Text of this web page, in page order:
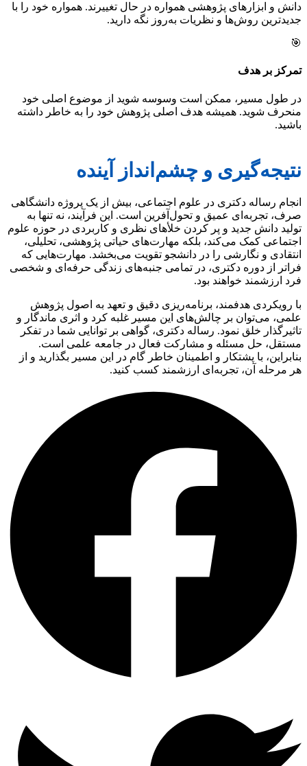
دانش و ابزارهای پژوهشی همواره در حال تغییرند. همواره خود را با
جدیدترین روش‌ها و نظریات به‌روز نگه دارید.
🎯
تمرکز بر هدف
در طول مسیر، ممکن است وسوسه شوید از موضوع اصلی خود
منحرف شوید. همیشه هدف اصلی پژوهش خود را به خاطر داشته
باشید.
نتیجه‌گیری و چشم‌انداز آینده
انجام رساله دکتری در علوم اجتماعی، بیش از یک پروژه دانشگاهی
صرف، تجربه‌ای عمیق و تحول‌آفرین است. این فرآیند، نه تنها به
تولید دانش جدید و پر کردن خلأهای نظری و کاربردی در حوزه علوم
اجتماعی کمک می‌کند، بلکه مهارت‌های حیاتی پژوهشی، تحلیلی،
انتقادی و نگارشی را در دانشجو تقویت می‌بخشد. مهارت‌هایی که
فراتر از دوره دکتری، در تمامی جنبه‌های زندگی حرفه‌ای و شخصی
فرد ارزشمند خواهند بود.
با رویکردی هدفمند، برنامه‌ریزی دقیق و تعهد به اصول پژوهش
علمی، می‌توان بر چالش‌های این مسیر غلبه کرد و اثری ماندگار و
تاثیرگذار خلق نمود. رساله دکتری، گواهی بر توانایی شما در تفکر
مستقل، حل مسئله و مشارکت فعال در جامعه علمی است.
بنابراین، با پشتکار و اطمینان خاطر گام در این مسیر بگذارید و از
هر مرحله آن، تجربه‌ای ارزشمند کسب کنید.